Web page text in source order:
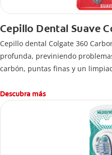
Cepillo Dental Suave
Cepillo dental Colgate 360
profunda, previniendo
carbón, puntas finas y un
Descubra más